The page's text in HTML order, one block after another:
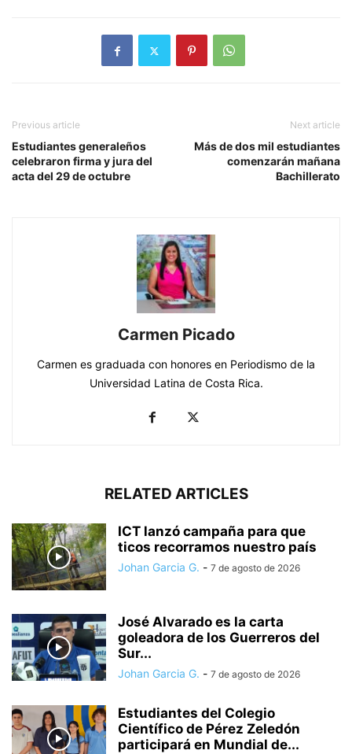
Previous article
Estudiantes generaleños
celebraron firma y jura del
acta del 29 de octubre
Next article
Más de dos mil estudiantes
comenzarán mañana
Bachillerato
Carmen Picado
Carmen es graduada con honores en Periodismo de la
Universidad Latina de Costa Rica.
RELATED ARTICLES
ICT lanzó campaña para que
ticos recorramos nuestro país
Johan Garcia G. - 7 de agosto de 2026
José Alvarado es la carta
goleadora de los Guerreros del
Sur...
Johan Garcia G. - 7 de agosto de 2026
Estudiantes del Colegio
Científico de Pérez Zeledón
participará en Mundial de...